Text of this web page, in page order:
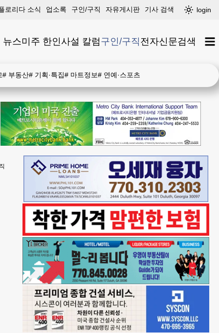
로리다 소식 업소록 구인/구직 자유게시판 기사 검색 login
뉴스미주 한인사설 칼럼구인/구직전자신문검색
# 부동산# 기획·특집# 마트정보# 연예·스포츠